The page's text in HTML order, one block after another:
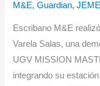
M&E,Guardian,JEME
Escribano M&E
Varela Salas, una
UGV MISSION
integrando su